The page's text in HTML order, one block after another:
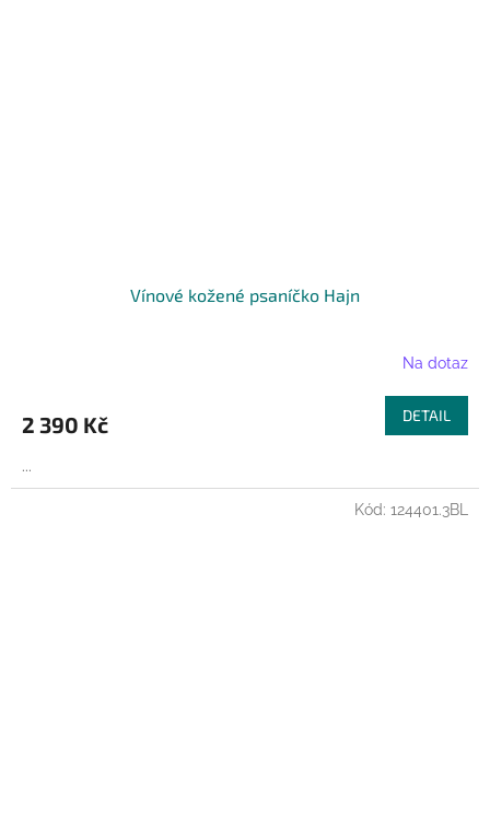
Vínové kožené psaníčko Hajn
Na dotaz
2 390 Kč DETAIL
...
Kód: 124401.3BL